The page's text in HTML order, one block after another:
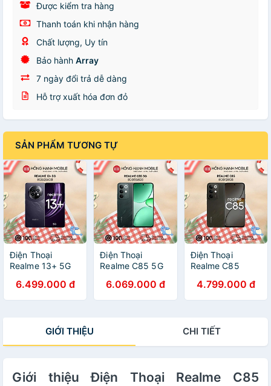
Được kiểm tra hàng
Thanh toán khi nhận hàng
Chất lượng, Uy tín
Bảo hành Array
7 ngày đổi trả dễ dàng
Hỗ trợ xuất hóa đơn đỏ
SẢN PHẨM TƯƠNG TỰ
Điện Thoại
Realme 13+ 5G
Hàng Chính Hãng
6.499.000 đ
Điện Thoại
Realme C85 5G
Hàng Chính Hãng
6.069.000 đ
Điện Thoại
Realme C85
Hàng Chính Hãng
4.799.000 đ
GIỚI THIỆU CHI TIẾT
Giới thiệu Điện Thoại Realme C85